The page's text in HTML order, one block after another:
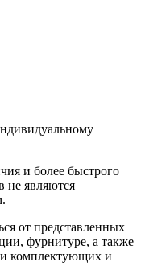
и более быстрого
не являются
от представленных
фурнитуре, а также
комплектующих и